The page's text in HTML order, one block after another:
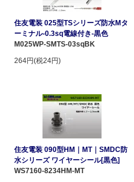
住友電装 025型TSシリーズ防水Mタ
ーミナル-0.3sq電線付き-黒色
M025WP-SMTS-03sqBK
264円(税24円)
住友電装 090型HM｜MT｜SMDC防
水シリーズ ワイヤーシール[黒色]
WS7160-8234HM-MT